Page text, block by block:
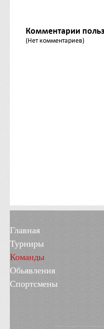
Комментарии
(Нет комментариев)
Главная
Турниры
Команды
Обьявления
Спортсмены